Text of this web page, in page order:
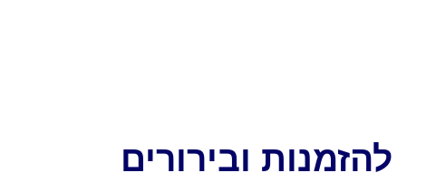
להזמנות ובירורים